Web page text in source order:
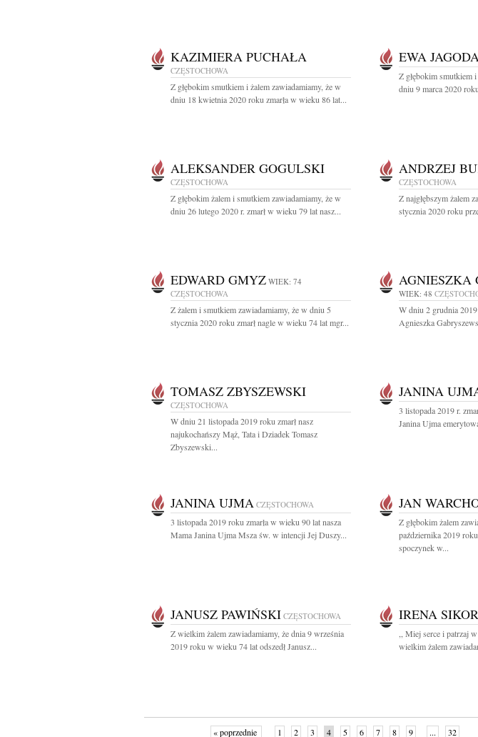
KAZIMIERA PUCHAŁA
CZĘSTOCHOWA
Z głębokim smutkiem i żalem zawiadamiamy, że w
dniu 18 kwietnia 2020 roku zmarła w wieku 86 lat...
EWA
Z głębokim smutkiem
dniu 9 marca 2020
ALEKSANDER GOGULSKI
CZĘSTOCHOWA
Z głębokim żalem i smutkiem zawiadamiamy, że w
dniu 26 lutego 2020 r. zmarł w wieku 79 lat nasz...
ANDRZEJ
CZĘSTOCHOWA
Z najgłębszym żalem
stycznia 2020 roku
EDWARD GMYZ WIEK: 74
CZĘSTOCHOWA
Z żalem i smutkiem zawiadamiamy, że w dniu 5
stycznia 2020 roku zmarł nagle w wieku 74 lat mgr...
AGNIESZKA
WIEK: 48
W dniu 2 grudnia
Agnieszka
TOMASZ ZBYSZEWSKI
CZĘSTOCHOWA
W dniu 21 listopada 2019 roku zmarł nasz
najukochańszy Mąż, Tata i Dziadek Tomasz
Zbyszewski...
JANINA
3 listopada 2019 r.
Janina Ujma
JANINA UJMA CZĘSTOCHOWA
3 listopada 2019 roku zmarła w wieku 90 lat nasza
Mama Janina Ujma Msza św. w intencji Jej Duszy...
JAN
Z głębokim żalem
października 2019
spoczynek w...
JANUSZ PAWIŃSKI CZĘSTOCHOWA
Z wielkim żalem zawiadamiamy, że dnia 9 września
2019 roku w wieku 74 lat odszedł Janusz...
IRENA
,, Miej serce i patrzaj
wielkim żalem
« poprzednie 1 2 3 4 5 6 7 8 9 ... 32